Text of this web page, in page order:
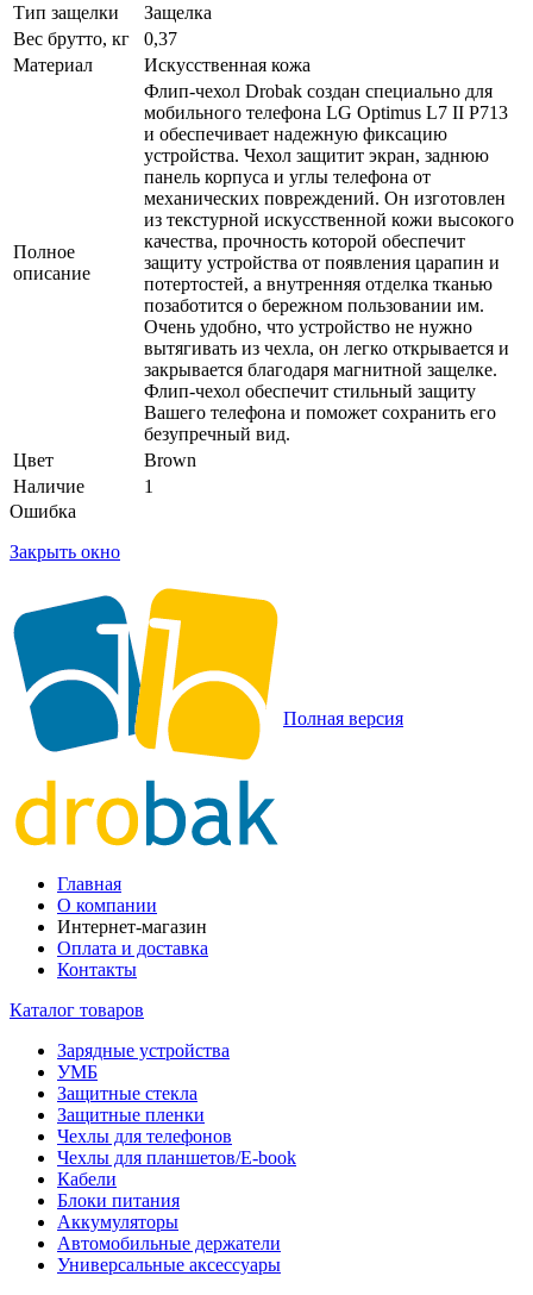
Тип защелки
Защелка
Вес брутто, кг
0,37
Материал
Искусственная кожа
Полное
описание
Флип-чехол Drobak создан специально для
мобильного телефона LG Optimus L7 II P713
и обеспечивает надежную фиксацию
устройства. Чехол защитит экран, заднюю
панель корпуса и углы телефона от
механических повреждений. Он изготовлен
из текстурной искусственной кожи высокого
качества, прочность которой обеспечит
защиту устройства от появления царапин и
потертостей, а внутренняя отделка тканью
позаботится о бережном пользовании им.
Очень удобно, что устройство не нужно
вытягивать из чехла, он легко открывается и
закрывается благодаря магнитной защелке.
Флип-чехол обеспечит стильный защиту
Вашего телефона и поможет сохранить его
безупречный вид.
Цвет
Brown
Наличие
1
Ошибка
Закрыть окно
Полная версия
Главная
О компании
Интернет-магазин
Оплата и доставка
Контакты
Каталог товаров
Зарядные устройства
УМБ
Защитные стекла
Защитные пленки
Чехлы для телефонов
Чехлы для планшетов/E-book
Кабели
Блоки питания
Аккумуляторы
Автомобильные держатели
Универсальные аксессуары